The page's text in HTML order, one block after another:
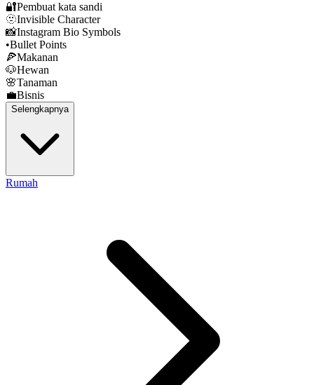
🔐Pembuat kata sandi
🫥Invisible Character
📸Instagram Bio Symbols
•Bullet Points
🍕Makanan
🐶Hewan
🌸Tanaman
💼Bisnis
Selengkapnya
Rumah